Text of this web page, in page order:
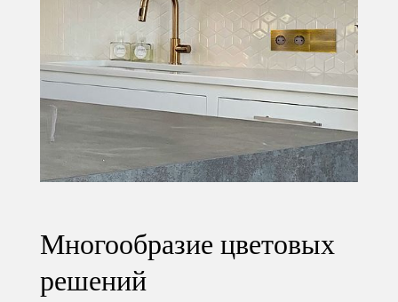
Многообразие цветовых
решений